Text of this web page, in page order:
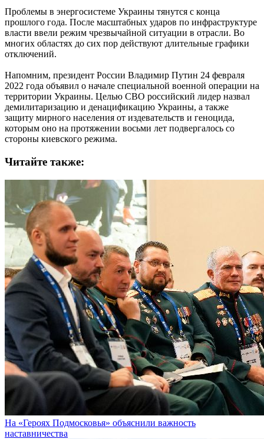
Проблемы в энергосистеме Украины тянутся с конца
прошлого года. После масштабных ударов по инфраструктуре
власти ввели режим чрезвычайной ситуации в отрасли. Во
многих областях до сих пор действуют длительные графики
отключений.
Напомним, президент России Владимир Путин 24 февраля
2022 года объявил о начале специальной военной операции на
территории Украины. Целью СВО российский лидер назвал
демилитаризацию и денацификацию Украины, а также
защиту мирного населения от издевательств и геноцида,
которым оно на протяжении восьми лет подвергалось со
стороны киевского режима.
Читайте также:
На «Героях Подмосковья» объяснили важность
наставничества